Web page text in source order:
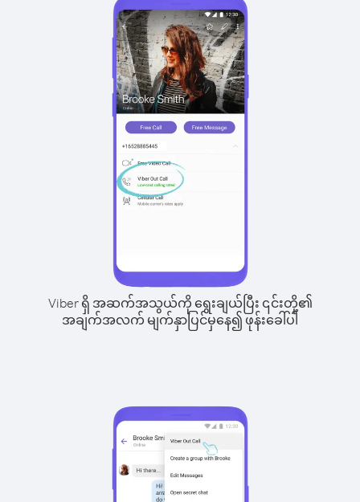
Viber ရှိ အဆက်အသွယ်ကို ရွေးချယ်ပြီး ၎င်းတို့၏
အချက်အလက် မျက်နှာပြင်မှနေ၍ ဖုန်းခေါ်ပါ